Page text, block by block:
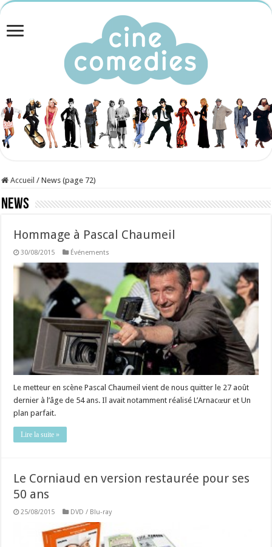
Accueil / News (page 72)
News
Hommage à Pascal Chaumeil
30/08/2015 Événements
Le metteur en scène Pascal Chaumeil vient de nous quitter le 27 août
dernier à l’âge de 54 ans. Il avait notamment réalisé L’Arnacœur et Un
plan parfait.
Lire la suite »
Le Corniaud en version restaurée pour ses
50 ans
25/08/2015 DVD / Blu-ray